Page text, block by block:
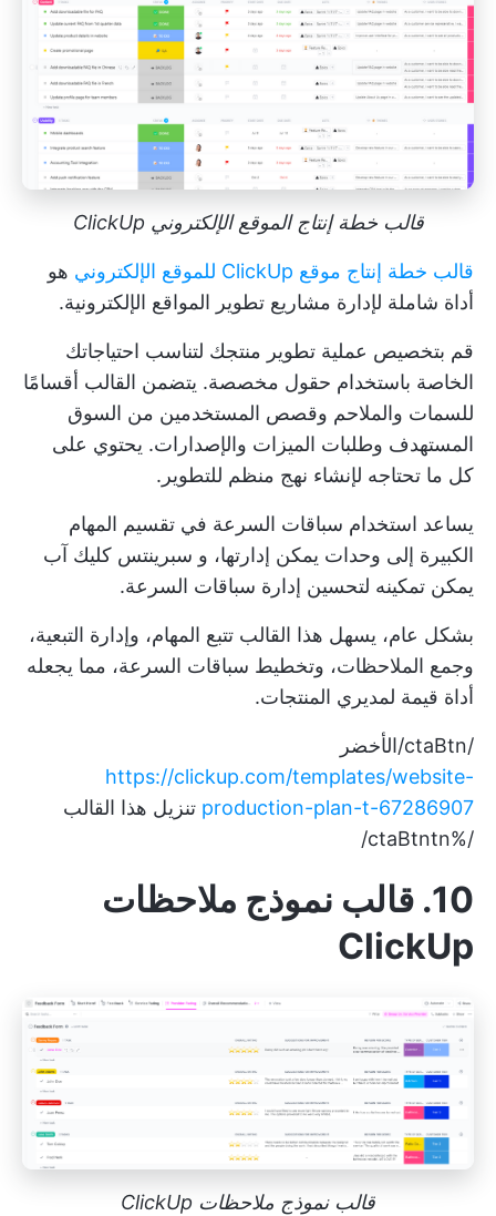
قالب خطة إنتاج الموقع الإلكتروني ClickUp
قالب خطة إنتاج موقع ClickUp للموقع الإلكتروني
هو
أداة شاملة لإدارة مشاريع تطوير المواقع الإلكترونية.
قم بتخصيص عملية تطوير منتجك لتناسب احتياجاتك
الخاصة باستخدام حقول مخصصة. يتضمن القالب أقسامًا
للسمات والملاحم وقصص المستخدمين من السوق
المستهدف وطلبات الميزات والإصدارات. يحتوي على
كل ما تحتاجه لإنشاء نهج منظم للتطوير.
يساعد استخدام سباقات السرعة في تقسيم المهام
الكبيرة إلى وحدات يمكن إدارتها، و سبرينتس كليك آب
يمكن تمكينه لتحسين إدارة سباقات السرعة.
بشكل عام، يسهل هذا القالب تتبع المهام، وإدارة التبعية،
وجمع الملاحظات، وتخطيط سباقات السرعة، مما يجعله
أداة قيمة لمديري المنتجات.
/ctaBtn/الأخضر
https://clickup.com/templates/website-
production-plan-t-67286907 تنزيل هذا القالب
/%ctaBtntn/
10. قالب نموذج ملاحظات
ClickUp
قالب نموذج ملاحظات ClickUp